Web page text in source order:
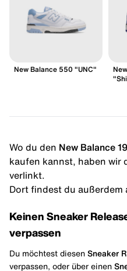
New Balance 550 "UNC"
Wo du den New Balance
kaufen kannst, haben wir
verlinkt.
Dort findest du außerdem
Keinen Sneaker
verpassen
Du möchtest diesen Sneaker
verpassen, oder über einen